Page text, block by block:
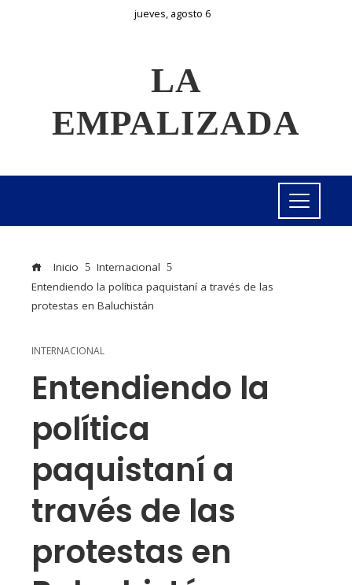
jueves, agosto 6
LA
EMPALIZADA
Inicio
Internacional
Entendiendo la política paquistaní a través de las
protestas en Baluchistán
INTERNACIONAL
Entendiendo la
política
paquistaní a
través de las
protestas en